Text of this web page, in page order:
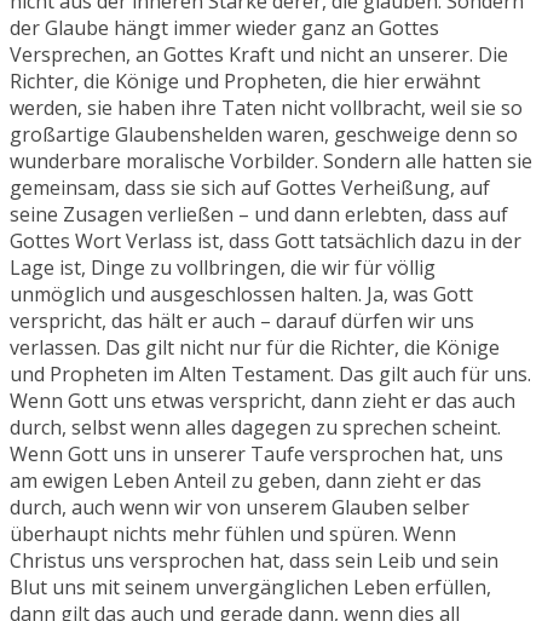
der Glaube hängt immer wieder ganz an Gottes
Versprechen, an Gottes Kraft und nicht an unserer. Die
Richter, die Könige und Propheten, die hier erwähnt
werden, sie haben ihre Taten nicht vollbracht, weil sie so
großartige Glaubenshelden waren, geschweige denn so
wunderbare moralische Vorbilder. Sondern alle hatten sie
gemeinsam, dass sie sich auf Gottes Verheißung, auf
seine Zusagen verließen – und dann erlebten, dass auf
Gottes Wort Verlass ist, dass Gott tatsächlich dazu in der
Lage ist, Dinge zu vollbringen, die wir für völlig
unmöglich und ausgeschlossen halten. Ja, was Gott
verspricht, das hält er auch – darauf dürfen wir uns
verlassen. Das gilt nicht nur für die Richter, die Könige
und Propheten im Alten Testament. Das gilt auch für uns.
Wenn Gott uns etwas verspricht, dann zieht er das auch
durch, selbst wenn alles dagegen zu sprechen scheint.
Wenn Gott uns in unserer Taufe versprochen hat, uns
am ewigen Leben Anteil zu geben, dann zieht er das
durch, auch wenn wir von unserem Glauben selber
überhaupt nichts mehr fühlen und spüren. Wenn
Christus uns versprochen hat, dass sein Leib und sein
Blut uns mit seinem unvergänglichen Leben erfüllen,
dann gilt das auch und gerade dann, wenn dies all